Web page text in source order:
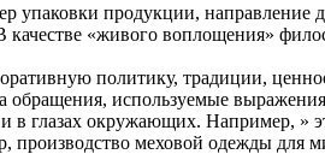
упаковки продукции, направление
качестве «живого воплощения»
политику, традиции,
используемые
в глазах окружающих. Например, »
меховой одежды для